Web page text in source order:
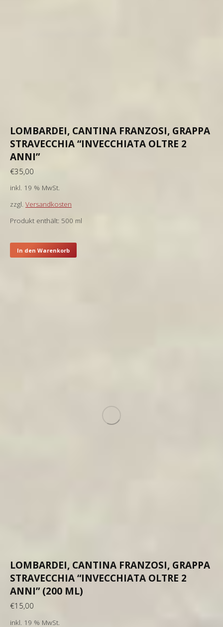
LOMBARDEI, CANTINA FRANZOSI, GRAPPA
STRAVECCHIA “INVECCHIATA OLTRE 2
ANNI”
€35,00
inkl. 19 % MwSt.
zzgl. Versandkosten
Produkt enthält: 500 ml
In den Warenkorb
LOMBARDEI, CANTINA FRANZOSI, GRAPPA
STRAVECCHIA “INVECCHIATA OLTRE 2
ANNI” (200 ML)
€15,00
inkl. 19 % MwSt.